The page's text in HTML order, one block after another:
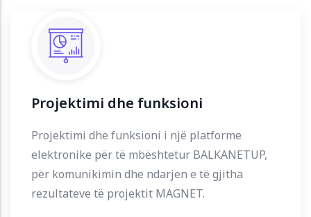
Projektimi dhe funksioni
Projektimi dhe funksioni i një platforme
elektronike për të mbështetur BALKANETUP,
për komunikimin dhe ndarjen e të gjitha
rezultateve të projektit MAGNET.